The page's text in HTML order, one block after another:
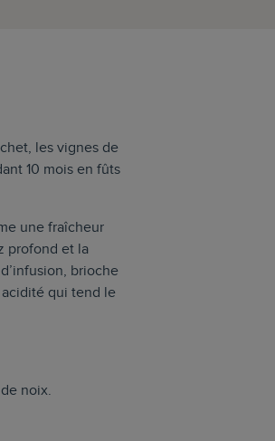
les vignes de
10 mois en fûts
une fraîcheur
profond et la
brioche
qui tend le
noix.